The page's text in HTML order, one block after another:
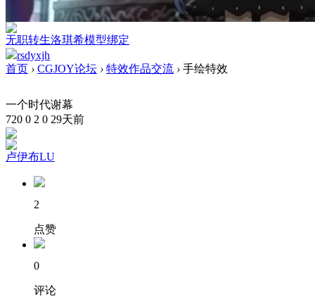
无职转生洛琪希模型绑定
rsdyxjh
首页 › CGJOY论坛 › 特效作品交流 › 手绘特效
一个时代谢幕
720 0 2 0 29天前
卢伊布LU
2
点赞
0
评论